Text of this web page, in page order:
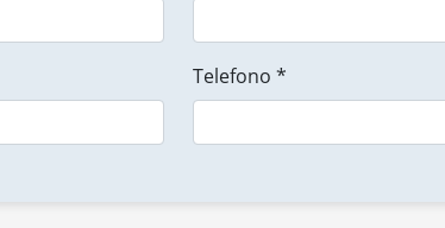
Telefono *